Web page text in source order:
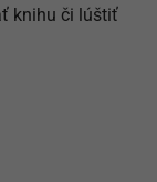
knihu či lúštiť